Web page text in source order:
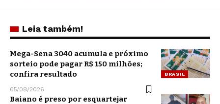
Leia também!
BRASIL
Mega-Sena 3040 acumula e próximo
sorteio pode pagar R$ 150 milhões;
confira resultado
05/08/2026
Baiano é preso por esquartejar